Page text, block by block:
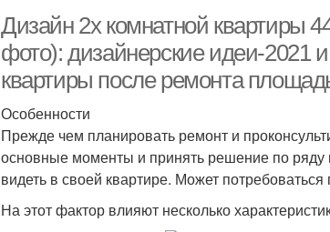
Дизайн 2х комнатной квартиры
фото): дизайнерские идеи-2021
квартиры после ремонта
Особенности
Прежде чем планировать ремонт и
основные моменты и принять решение по ряду
видеть в своей квартире. Может
На этот фактор влияют несколько